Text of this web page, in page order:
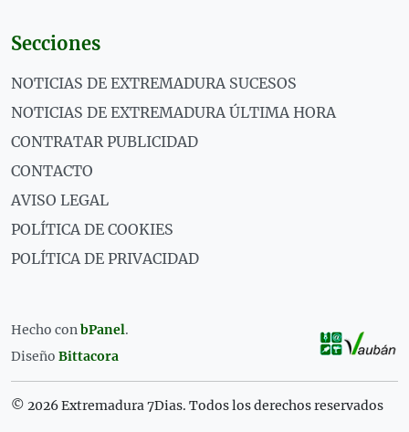
Secciones
NOTICIAS DE EXTREMADURA SUCESOS
NOTICIAS DE EXTREMADURA ÚLTIMA HORA
CONTRATAR PUBLICIDAD
CONTACTO
AVISO LEGAL
POLÍTICA DE COOKIES
POLÍTICA DE PRIVACIDAD
Hecho conbPanel.
Diseño Bittacora
© 2026 Extremadura 7Dias. Todos los derechos reservados